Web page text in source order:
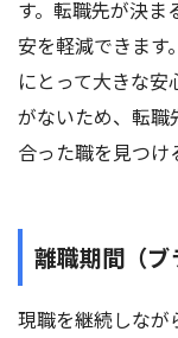
す。転職先が決ま
安を軽減できます
にとって大きな
がないため、転職
合った職を見つけ
離職期間（
現職を継続しなが